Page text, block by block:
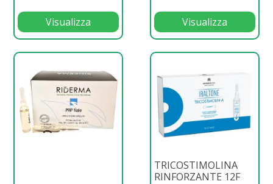
Visualizza Visualizza
TRICOSTIMOLINA
RINFORZANTE 12F